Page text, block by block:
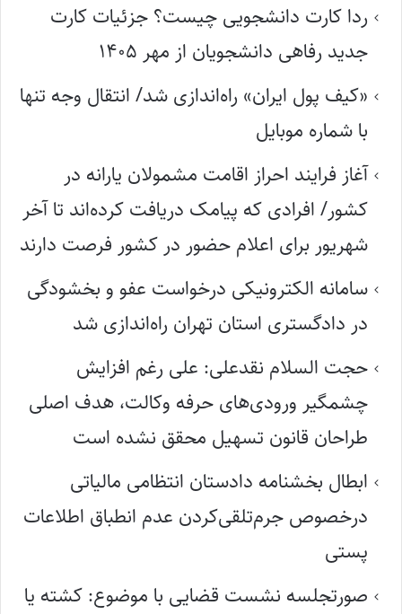
ردا کارت دانشجویی چیست؟ جزئیات کارت
جدید رفاهی دانشجویان از مهر ۱۴۰۵
«کیف پول ایران» راه‌اندازی شد/ انتقال وجه تنها
با شماره موبایل
آغاز فرایند احراز اقامت مشمولان یارانه در
کشور/ افرادی که پیامک دریافت کرده‌اند تا آخر
شهریور برای اعلام حضور در کشور فرصت دارند
سامانه الکترونیکی درخواست عفو و بخشودگی
در دادگستری استان تهران راه‌اندازی شد
حجت السلام نقدعلی: علی رغم افزایش
چشمگیر ورودی‌های حرفه وکالت، هدف اصلی
طراحان قانون تسهیل محقق نشده است
ابطال بخشنامه دادستان انتظامی مالیاتی
درخصوص جرم‌تلقی‌کردن عدم انطباق اطلاعات
پستی
صورتجلسه نشست قضایی با موضوع: کشته یا